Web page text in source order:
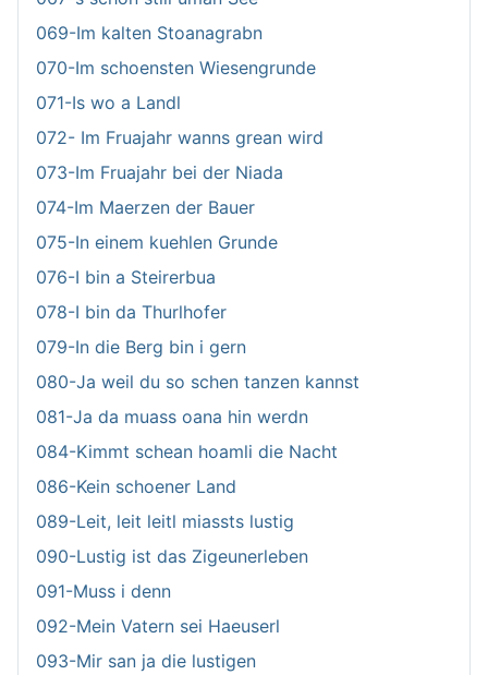
069-Im kalten Stoanagrabn
070-Im schoensten Wiesengrunde
071-Is wo a Landl
072- Im Fruajahr wanns grean wird
073-Im Fruajahr bei der Niada
074-Im Maerzen der Bauer
075-In einem kuehlen Grunde
076-I bin a Steirerbua
078-I bin da Thurlhofer
079-In die Berg bin i gern
080-Ja weil du so schen tanzen kannst
081-Ja da muass oana hin werdn
084-Kimmt schean hoamli die Nacht
086-Kein schoener Land
089-Leit, leit leitl miassts lustig
090-Lustig ist das Zigeunerleben
091-Muss i denn
092-Mein Vatern sei Haeuserl
093-Mir san ja die lustigen